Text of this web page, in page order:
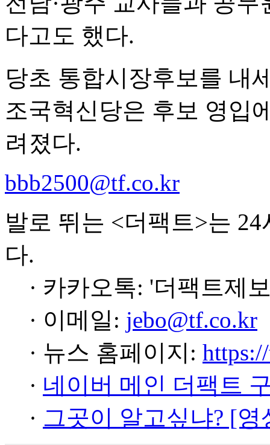
다고도 했다.
당초 통합시장후보를 내
조국혁신당은 후보 영입
려졌다.
bbb2500@tf.co.kr
발로 뛰는 <더팩트>는
다.
· 카카오톡: '더팩트제
· 이메일: jebo@tf.co.kr
· 뉴스 홈페이지:
· 네이버 메인 더팩트
· 그곳이 알고싶냐? [